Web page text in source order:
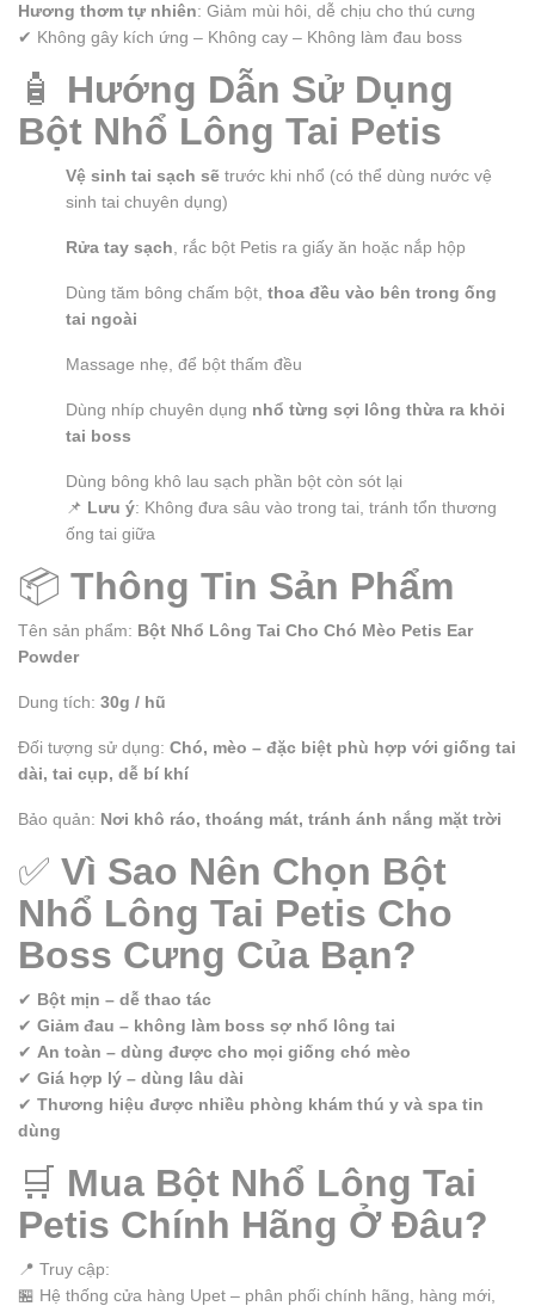
Hương thơm tự nhiên: Giảm mùi hôi, dễ chịu cho thú cưng
✔ Không gây kích ứng – Không cay – Không làm đau boss
🧴 Hướng Dẫn Sử Dụng
Bột Nhổ Lông Tai Petis
Vệ sinh tai sạch sẽ trước khi nhổ (có thể dùng nước vệ
sinh tai chuyên dụng)
Rửa tay sạch , rắc bột Petis ra giấy ăn hoặc nắp hộp
Dùng tăm bông chấm bột, thoa đều vào bên trong ống
tai ngoài
Massage nhẹ, để bột thấm đều
Dùng nhíp chuyên dụng nhổ từng sợi lông thừa ra khỏi
tai boss
Dùng bông khô lau sạch phần bột còn sót lại
📌 Lưu ý: Không đưa sâu vào trong tai, tránh tổn thương
ống tai giữa
📦 Thông Tin Sản Phẩm
Tên sản phẩm: Bột Nhổ Lông Tai Cho Chó Mèo Petis Ear
Powder
Dung tích: 30g / hũ
Đối tượng sử dụng: Chó, mèo – đặc biệt phù hợp với giống tai
dài, tai cụp, dễ bí khí
Bảo quản: Nơi khô ráo, thoáng mát, tránh ánh nắng mặt trời
✅ Vì Sao Nên Chọn Bột
Nhổ Lông Tai Petis Cho
Boss Cưng Của Bạn?
✔ Bột mịn – dễ thao tác
✔ Giảm đau – không làm boss sợ nhổ lông tai
✔ An toàn – dùng được cho mọi giống chó mèo
✔ Giá hợp lý – dùng lâu dài
✔ Thương hiệu được nhiều phòng khám thú y và spa tin
dùng
🛒 Mua Bột Nhổ Lông Tai
Petis Chính Hãng Ở Đâu?
📍 Truy cập:
🏪 Hệ thống cửa hàng Upet – phân phối chính hãng, hàng mới,